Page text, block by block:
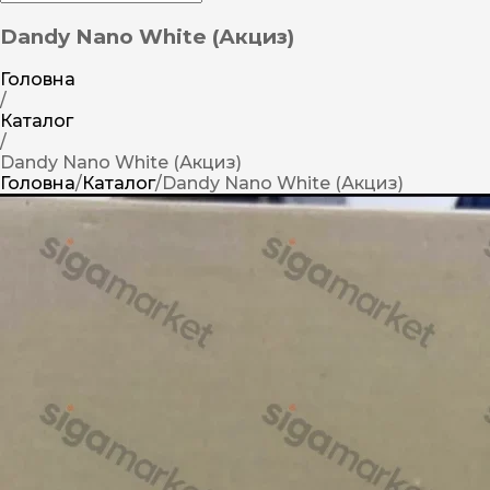
Dandy Nano White (Акциз)
Головна
/
Каталог
/
Dandy Nano White (Акциз)
Головна/Каталог/Dandy Nano White (Акциз)